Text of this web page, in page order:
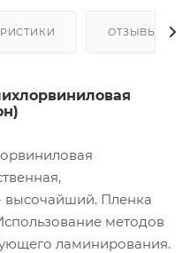
ОТЗЫВЫ
высочайший. Пленка
методов
ламинирования.